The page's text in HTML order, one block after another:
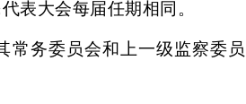
表大会每届任期相同。
常务委员会和上一级监察委员